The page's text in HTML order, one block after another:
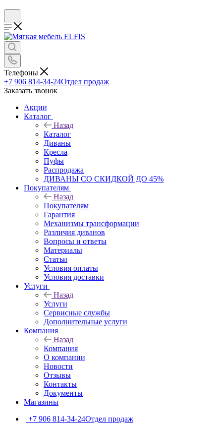
Телефоны
+7 906 814-34-24Отдел продаж
Заказать звонок
Акции
Каталог
Назад
Каталог
Диваны
Кресла
Пуфы
Распродажа
ДИВАНЫ СО СКИДКОЙ ДО 45%
Покупателям
Назад
Покупателям
Гарантия
Механизмы трансформации
Различия диванов
Вопросы и ответы
Материалы
Статьи
Условия оплаты
Условия доставки
Услуги
Назад
Услуги
Сервисные службы
Дополнительные услуги
Компания
Назад
Компания
О компании
Новости
Отзывы
Контакты
Документы
Магазины
+7 906 814-34-24Отдел продаж